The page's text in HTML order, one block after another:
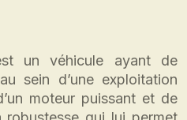
un véhicule ayant de
sein d’une exploitation
moteur puissant et de